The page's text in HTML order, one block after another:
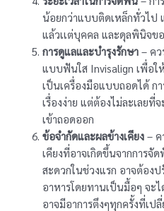
น้อยกว่าแบบติดเหล็กทั่วไ
แล้วเเต่บุคคล และดุลพินิจ
การดูแลและบำรุงรักษา – คว
แบบฟันใส Invisalign เพื่อใ
เป็นเครื่องมือแบบถอดได้ ก
เรื่องง่าย แต่ต้องไม่ละเลยที่
เข้าถอดออก
ข้อจำกัดและผลข้างเคียง – ค
เคียงที่อาจเกิดขึ้นจากการจั
สะดวกในช่วงแรก อาจต้อง
อาหารโดยทานเป็นมื้อๆ จะ
อาจมีอาการตึงๆทุกครั้งที่เป